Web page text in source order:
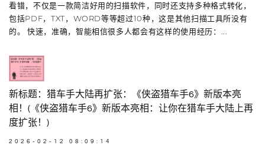
看错，不仅是一款简洁好用的扫描软件，同时还支持多种格式转化，
包括PDF，TXT，WORD等等超过10种，这是其他扫描工具所没有
的。 快速，准确，智能相信很多人都会有这样的使用经历：...
新标题：猎车手大陆再扩张：《侠盗猎车手6》新版本亮
相！(《侠盗猎车手6》新版本亮相：让你在猎车手大陆上再
度扩张！)
2026-02-12 08:09:14